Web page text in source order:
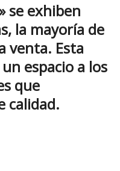
se exhiben
la mayoría de
venta. Esta
espacio a los
que
calidad.